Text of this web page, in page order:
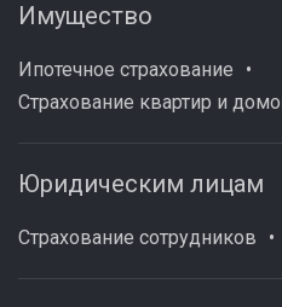
Имущество
Ипотечное страхование
Страхование квартир и
Юридическим лицам
Страхование сотрудников